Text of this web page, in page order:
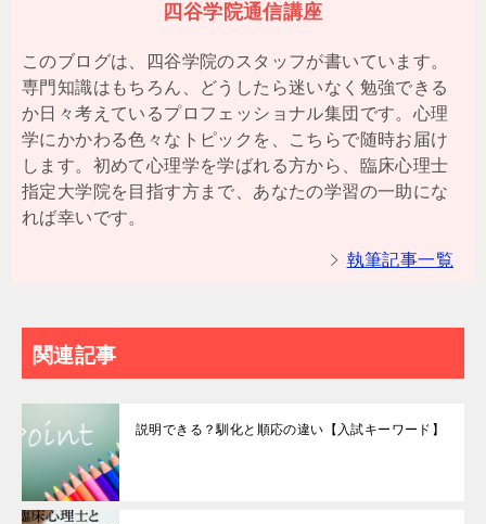
四谷学院通信講座
このブログは、四谷学院のスタッフが書いています。
専門知識はもちろん、どうしたら迷いなく勉強できる
か日々考えているプロフェッショナル集団です。心理
学にかかわる色々なトピックを、こちらで随時お届け
します。初めて心理学を学ばれる方から、臨床心理士
指定大学院を目指す方まで、あなたの学習の一助にな
れば幸いです。
執筆記事一覧
関連記事
説明できる？馴化と順応の違い【入試キーワード】